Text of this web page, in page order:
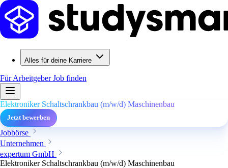
Alles für deine Karriere
Für ArbeitgeberJob finden
Elektroniker Schaltschrankbau (m/w/d) Maschinenbau
Jetzt bewerben
Jobbörse
Unternehmen
expertum GmbH
Elektroniker Schaltschrankbau (m/w/d) Maschinenbau